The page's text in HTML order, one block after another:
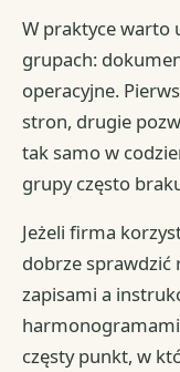
W praktyce warto
grupach:
operacyjne.
stron, drugie
tak samo w
grupy często
Jeżeli firma
dobrze sprawdzić
zapisami a
częsty punkt, w